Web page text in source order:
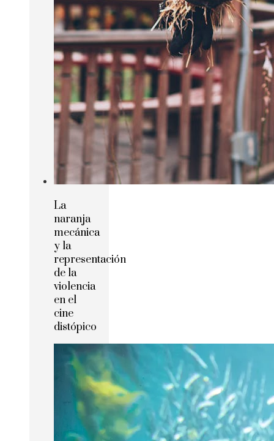
La
naranja
mecánica
y la
representación
de la
violencia
en el
cine
distópico